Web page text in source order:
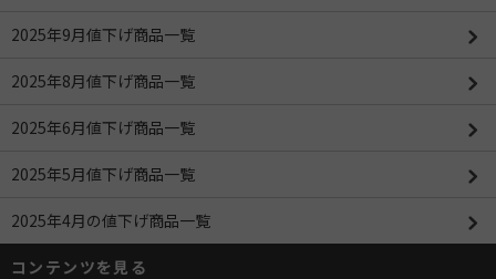
2025年9月値下げ商品一覧
2025年8月値下げ商品一覧
2025年6月値下げ商品一覧
2025年5月値下げ商品一覧
2025年4月の値下げ商品一覧
コンテンツを見る